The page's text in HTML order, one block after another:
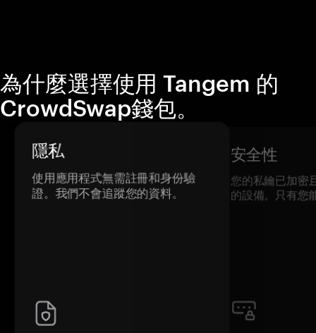
為什麼選擇使用 Tangem 的
CrowdSwap錢包。
隱私
使用應用程式無需註冊和身份驗
證。我們不會追蹤您的資料。
安全性
您的私鑰已加密
的設備。只有您